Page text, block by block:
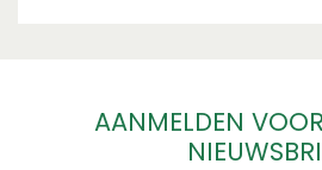
AANMELDEN